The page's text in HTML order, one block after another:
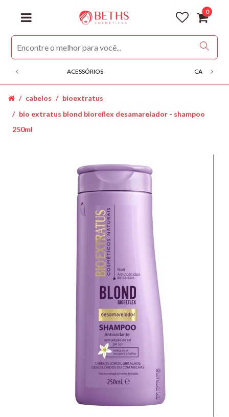
0
ACESSÓRIOS CABELOS
cabelos
bioextratus
bio extratus blond bioreflex desamarelador - shampoo
250ml